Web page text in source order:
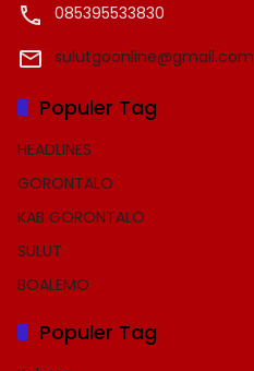
085395533830
sulutgoonline@gmail.com
Populer Tag
HEADLINES
GORONTALO
KAB GORONTALO
SULUT
BOALEMO
Populer Tag